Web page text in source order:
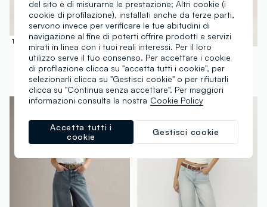
100% Cotone
B.ANGEL
Jeans in puro cotone denim azzurro wide leg
€ 39,95-50%€ 19,97
100% Cotone
REPUBLIC OF DENIM
€ 39,95
del sito e di misurarne le prestazione; Altri cookie (i
cookie di profilazione), installati anche da terze parti,
servono invece per verificare le tue abitudini di
navigazione al fine di poterti offrire prodotti e servizi
mirati in linea con i tuoi reali interessi. Per il loro
utilizzo serve il tuo consenso. Per accettare i cookie
di profilazione clicca su "accetta tutti i cookie", per
selezionarli clicca su "Gestisci cookie" o per rifiutarli
clicca su "Continua senza accettare". Per maggiori
informazioni consulta la nostra Cookie Policy
Gestisci cookie
Accetta tutti i
cookie